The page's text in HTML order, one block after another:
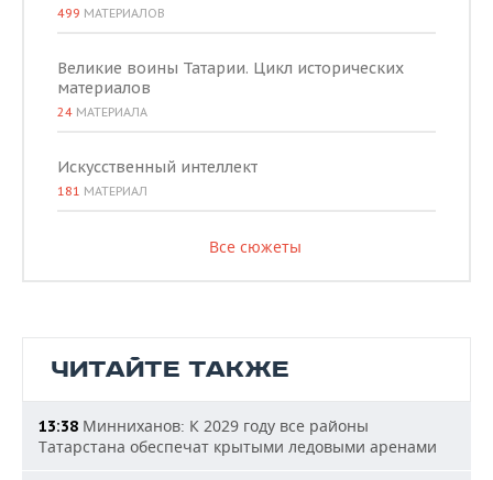
499 МАТЕРИАЛОВ
Великие воины Татарии. Цикл исторических
материалов
24 МАТЕРИАЛА
Искусственный интеллект
181 МАТЕРИАЛ
Все сюжеты
ЧИТАЙТЕ ТАКЖЕ
13:38 Минниханов: К 2029 году все районы
Татарстана обеспечат крытыми ледовыми аренами